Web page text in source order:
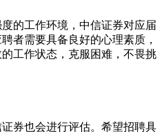
的工作环境，中信证券对应届
者需要具备良好的心理素质，
工作状态，克服困难，不畏挑
券也会进行评估。希望招聘具